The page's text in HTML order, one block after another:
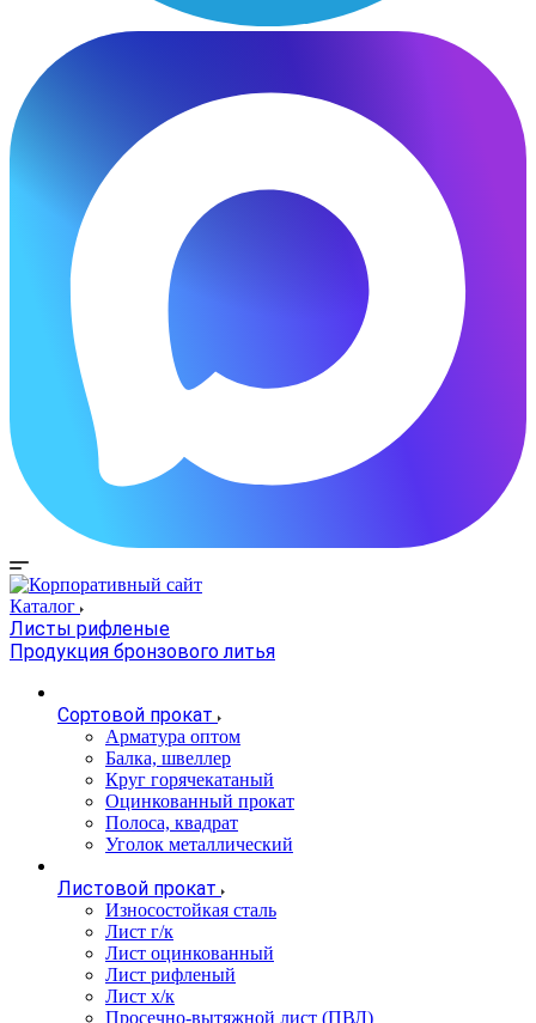
Каталог
Листы рифленые
Продукция бронзового литья
Сортовой прокат
Арматура оптом
Балка, швеллер
Круг горячекатаный
Оцинкованный прокат
Полоса, квадрат
Уголок металлический
Листовой прокат
Износостойкая сталь
Лист г/к
Лист оцинкованный
Лист рифленый
Лист х/к
Просечно-вытяжной лист (ПВЛ)